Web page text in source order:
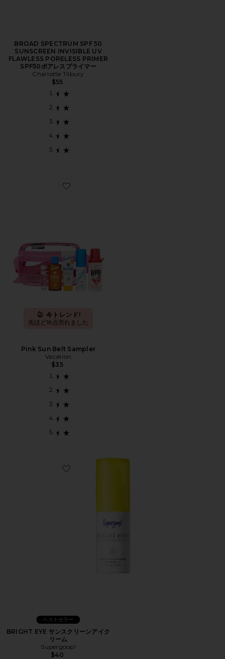
BROAD SPECTRUM SPF 50
SUNSCREEN INVISIBLE UV
FLAWLESS PORELESS PRIMER
SPF50ポアレスプライマー
Charlotte Tilbury
$55
Favorite Pink Sun Belt Sampler
今トレンド!
先ほど18点売れました
Pink Sun Belt Sampler
Vacation
$35
Favorite BRIGHT EYE サンスクリーンアイクリーム
ベストセラー
BRIGHT EYE サンスクリーンアイク
リーム
Supergoop!
$40